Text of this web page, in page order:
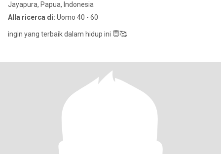
Jayapura, Papua, Indonesia
Alla ricerca di: Uomo 40 - 60
ingin yang terbaik dalam hidup ini 😇🥰